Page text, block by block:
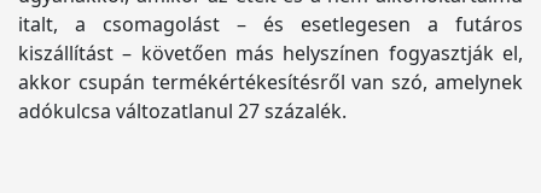
italt, a csomagolást – és esetlegesen a futáros
kiszállítást – követően más helyszínen fogyasztják el,
akkor csupán termékértékesítésről van szó, amelynek
adókulcsa változatlanul 27 százalék.